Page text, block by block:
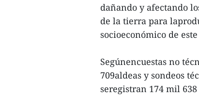
dañando y afectando
de la tierra para
socioeconómico de
Segúnencuestas no
709aldeas y sondeos
seregistran 174 mil